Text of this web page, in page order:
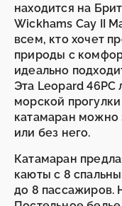
находится на
Wickhams Cay II
всем, кто хочет
природы с
идеально
Эта Leopard 46PC
морской
катамаран можно
или без него.
Катамаран
каюты с 8
до 8 пассажиров.